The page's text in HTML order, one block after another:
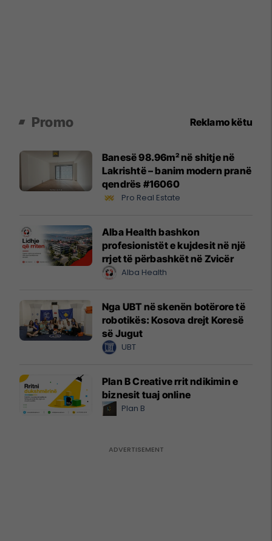
Promo Reklamo këtu
Banesë 98.96m² në shitje në
Lakrishtë – banim modern pranë
qendrës #16060
Pro Real Estate
Alba Health bashkon
profesionistët e kujdesit në një
rrjet të përbashkët në Zvicër
Alba Health
Nga UBT në skenën botërore të
robotikës: Kosova drejt Koresë
së Jugut
UBT
Plan B Creative rrit ndikimin e
biznesit tuaj online
Plan B